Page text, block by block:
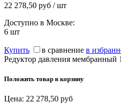
22 278,50 руб / шт
Доступно в Москве:
6 шт
Купить в сравнение в
Редуктор давления
Положить товар в корзину
Цена: 22 278,50 руб